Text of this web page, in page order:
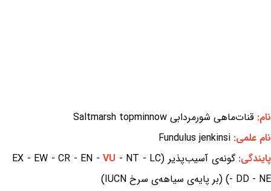
نام: قنات‌ماهی شورمردابی Saltmarsh topminnow
نام علمی: Fundulus jenkinsi
پایندگی:گونه‌ی آسیب‌پذیر (EX - EW - CR - EN - VU - NT - LC
- DD - NE) (بر پایه‌ی سیاهه‌ی سرخ IUCN)